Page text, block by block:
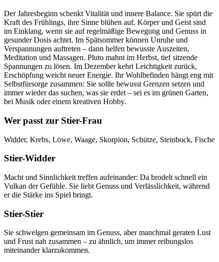
Der Jahresbeginn schenkt Vitalität und innere Balance. Sie spürt die
Kraft des Frühlings, ihre Sinne blühen auf. Körper und Geist sind
im Einklang, wenn sie auf regelmäßige Bewegung und Genuss in
gesunder Dosis achtet. Im Spätsommer können Unruhe und
Verspannungen auftreten – dann helfen bewusste Auszeiten,
Meditation und Massagen. Pluto mahnt im Herbst, tief sitzende
Spannungen zu lösen. Im Dezember kehrt Leichtigkeit zurück,
Erschöpfung weicht neuer Energie. Ihr Wohlbefinden hängt eng mit
Selbstfürsorge zusammen: Sie sollte bewusst Grenzen setzen und
immer wieder das suchen, was sie erdet – sei es im grünen Garten,
bei Musik oder einem kreativen Hobby.
Wer passt zur Stier-Frau
Widder, Krebs, Löwe, Waage, Skorpion, Schütze, Steinbock, Fische
Stier-Widder
Macht und Sinnlichkeit treffen aufeinander: Da brodelt schnell ein
Vulkan der Gefühle. Sie liebt Genuss und Verlässlichkeit, während
er die Stärke ins Spiel bringt.
Stier-Stier
Sie schwelgen gemeinsam im Genuss, aber manchmal geraten Lust
und Frust nah zusammen – zu ähnlich, um immer reibungslos
miteinander klarzukommen.